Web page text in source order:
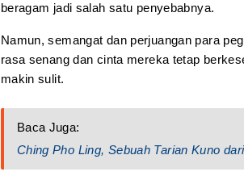
beragam jadi salah satu penyebabnya.
Namun, semangat dan perjuangan para
rasa senang dan cinta mereka tetap
makin sulit.
Baca Juga:
Ching Pho Ling, Sebuah Tarian Kuno